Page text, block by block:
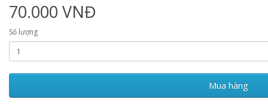
70.000 VNĐ
Số lượng
Mua hàng